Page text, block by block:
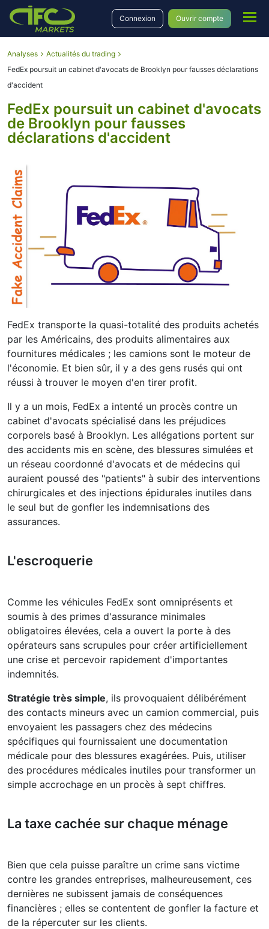
Connexion Ouvrir compte
Analyses
Actualités du trading
FedEx poursuit un cabinet d'avocats de Brooklyn pour fausses déclarations
d'accident
FedEx poursuit un cabinet d'avocats
de Brooklyn pour fausses
déclarations d'accident
FedEx transporte la quasi-totalité des produits achetés
par les Américains, des produits alimentaires aux
fournitures médicales ; les camions sont le moteur de
l'économie. Et bien sûr, il y a des gens rusés qui ont
réussi à trouver le moyen d'en tirer profit.
Il y a un mois, FedEx a intenté un procès contre un
cabinet d'avocats spécialisé dans les préjudices
corporels basé à Brooklyn. Les allégations portent sur
des accidents mis en scène, des blessures simulées et
un réseau coordonné d'avocats et de médecins qui
auraient poussé des "patients" à subir des interventions
chirurgicales et des injections épidurales inutiles dans
le seul but de gonfler les indemnisations des
assurances.
L'escroquerie
Comme les véhicules FedEx sont omniprésents et
soumis à des primes d'assurance minimales
obligatoires élevées, cela a ouvert la porte à des
opérateurs sans scrupules pour créer artificiellement
une crise et percevoir rapidement d'importantes
indemnités.
Stratégie très simple, ils provoquaient délibérément
des contacts mineurs avec un camion commercial, puis
envoyaient les passagers chez des médecins
spécifiques qui fournissaient une documentation
médicale pour des blessures exagérées. Puis, utiliser
des procédures médicales inutiles pour transformer un
simple accrochage en un procès à sept chiffres.
La taxe cachée sur chaque ménage
Bien que cela puisse paraître un crime sans victime
contre les grandes entreprises, malheureusement, ces
dernières ne subissent jamais de conséquences
financières ; elles se contentent de gonfler la facture et
de la répercuter sur les clients.